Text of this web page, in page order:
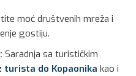
moć društvenih mreža i
gostiju.
Saradnja sa turističkim
turista do Kopaonika kao i